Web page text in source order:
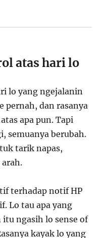
atas hari lo
lo yang ngejalanin
pernah, dan rasanya
apa pun. Tapi
semuanya berubah.
tarik napas,
terhadap notif HP
Lo tau apa yang
ngasih lo sense of
kayak lo yang